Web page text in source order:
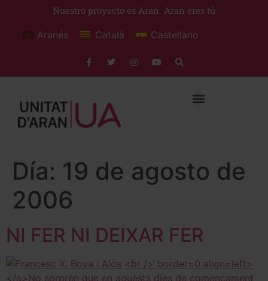
Nuestro proyecto es Aran. Aran eres tú
Aranés Català Castellano
Día: 19 de agosto de
2006
NI FER NI DEIXAR FER